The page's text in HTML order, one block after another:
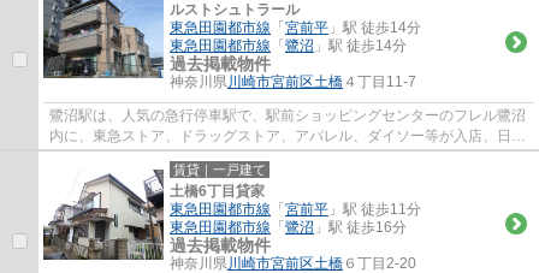
ルストシュトラール
東急田園都市線 「 宮前平 」駅 徒歩14分
東急田園都市線 「 鷺沼 」駅 徒歩14分
過去掲載物件
神奈川県川崎市宮前区土橋 ４丁目11-7
鷺沼駅は、人気の急行停車駅で、駅前ショッピングセンターのフレル鷺沼
内に、東急ストア、ドラッグストア、アパレル、ダイソー等が入店、日常
のお買い物に便利で、周辺には、飲食店街...
賃貸｜一戸建て
土橋6丁目貸家
東急田園都市線 「 宮前平 」駅 徒歩11分
東急田園都市線 「 鷺沼 」駅 徒歩16分
過去掲載物件
神奈川県川崎市宮前区土橋 ６丁目2-20